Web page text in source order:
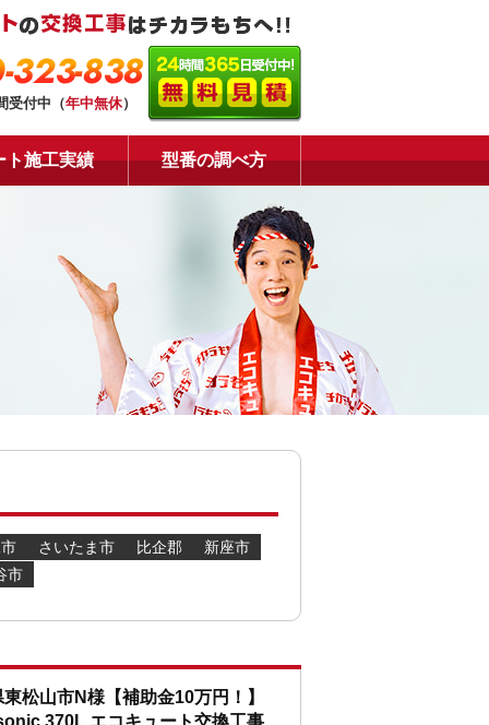
323-838
受付中（年中無休）
ト施工実績 型番の調べ方
さいたま市 比企郡
新座市
市
松山市N様【補助金10万円！】